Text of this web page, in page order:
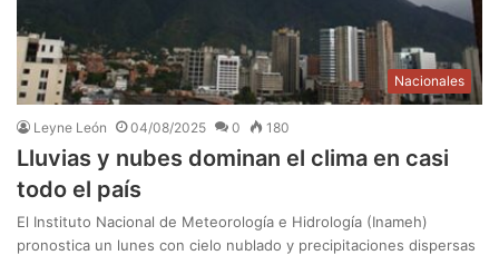
Nacionales
Leyne León 04/08/2025 0 180
Lluvias y nubes dominan el clima en casi
todo el país
El Instituto Nacional de Meteorología e Hidrología (Inameh)
pronostica un lunes con cielo nublado y precipitaciones dispersas